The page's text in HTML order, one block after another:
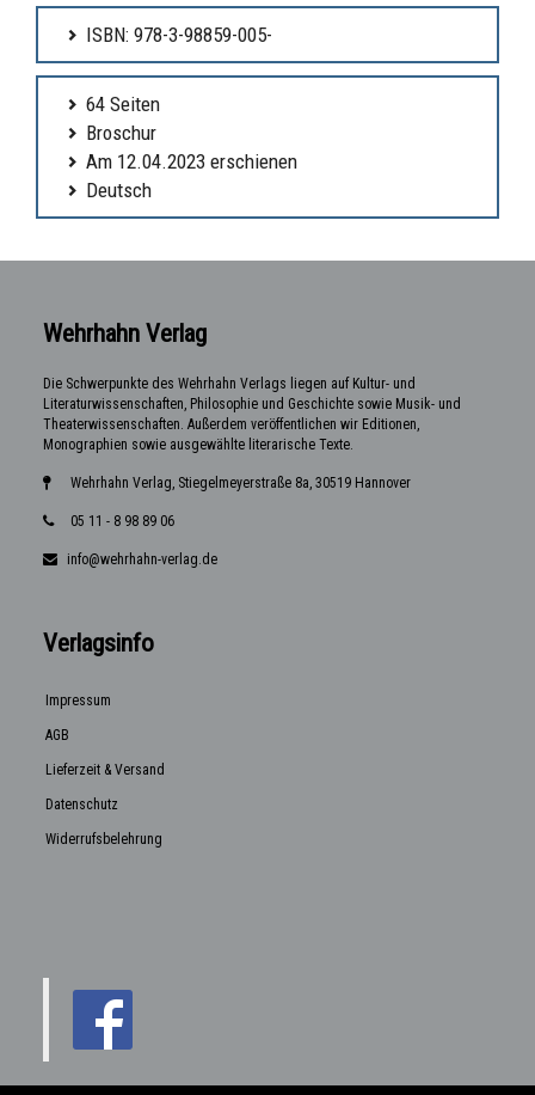
ISBN: 978-3-98859-005-
64 Seiten
Broschur
Am 12.04.2023 erschienen
Deutsch
Wehrhahn Verlag
Die Schwerpunkte des Wehrhahn Verlags liegen auf Kultur- und
Literaturwissenschaften, Philosophie und Geschichte sowie Musik- und
Theaterwissenschaften. Außerdem veröffentlichen wir Editionen,
Monographien sowie ausgewählte literarische Texte.
Wehrhahn Verlag, Stiegelmeyerstraße 8a, 30519 Hannover
05 11 - 8 98 89 06
info@wehrhahn-verlag.de
Verlagsinfo
Impressum
AGB
Lieferzeit & Versand
Datenschutz
Widerrufsbelehrung